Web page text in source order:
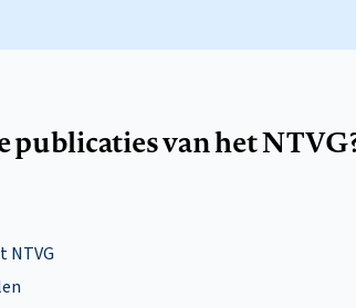
publicaties van het
NTVG